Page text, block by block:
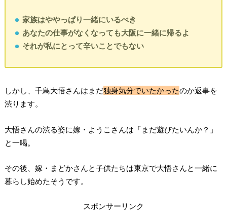
家族はややっぱり一緒にいるべき
あなたの仕事がなくなっても大阪に一緒に帰るよ
それが私にとって辛いことでもない
しかし、千鳥大悟さんはまだ独身気分でいたかったのか返事を
渋ります。
大悟さんの渋る姿に嫁・ようこさんは「まだ遊びたいんか？」
と一喝。
その後、嫁・まどかさんと子供たちは東京で大悟さんと一緒に
暮らし始めたそうです。
スポンサーリンク